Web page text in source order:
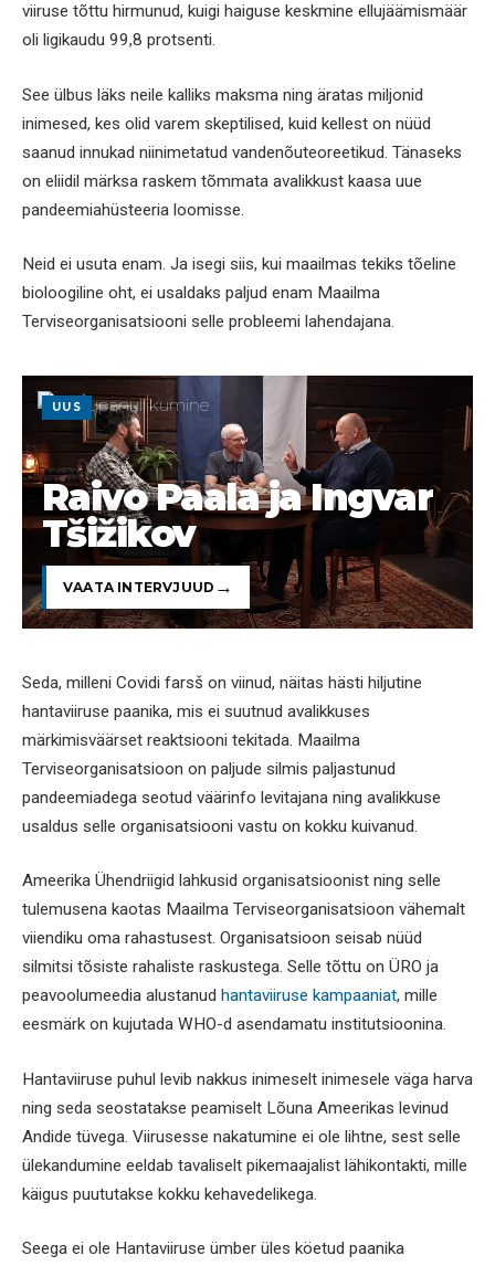
viiruse tõttu hirmunud, kuigi haiguse keskmine ellujäämismäär
oli ligikaudu 99,8 protsenti.
See ülbus läks neile kalliks maksma ning äratas miljonid
inimesed, kes olid varem skeptilised, kuid kellest on nüüd
saanud innukad niinimetatud vandenõuteoreetikud. Tänaseks
on eliidil märksa raskem tõmmata avalikkust kaasa uue
pandeemiahüsteeria loomisse.
Neid ei usuta enam. Ja isegi siis, kui maailmas tekiks tõeline
bioloogiline oht, ei usaldaks paljud enam Maailma
Terviseorganisatsiooni selle probleemi lahendajana.
UUS
Raivo Paala ja Ingvar
Tšižikov
VAATA INTERVJUUD
Seda, milleni Covidi farsš on viinud, näitas hästi hiljutine
hantaviiruse paanika, mis ei suutnud avalikkuses
märkimisväärset reaktsiooni tekitada. Maailma
Terviseorganisatsioon on paljude silmis paljastunud
pandeemiadega seotud väärinfo levitajana ning avalikkuse
usaldus selle organisatsiooni vastu on kokku kuivanud.
Ameerika Ühendriigid lahkusid organisatsioonist ning selle
tulemusena kaotas Maailma Terviseorganisatsioon vähemalt
viiendiku oma rahastusest. Organisatsioon seisab nüüd
silmitsi tõsiste rahaliste raskustega. Selle tõttu on ÜRO ja
peavoolumeedia alustanud hantaviiruse kampaaniat, mille
eesmärk on kujutada WHO-d asendamatu institutsioonina.
Hantaviiruse puhul levib nakkus inimeselt inimesele väga harva
ning seda seostatakse peamiselt Lõuna Ameerikas levinud
Andide tüvega. Viirusesse nakatumine ei ole lihtne, sest selle
ülekandumine eeldab tavaliselt pikemaajalist lähikontakti, mille
käigus puututakse kokku kehavedelikega.
Seega ei ole Hantaviiruse ümber üles köetud paanika